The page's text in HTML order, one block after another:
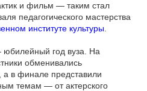
и фильм — таким стал
педагогического мастерства
институте культуры
год вуза. На
обменивались
а в финале представили
темам — от актерского